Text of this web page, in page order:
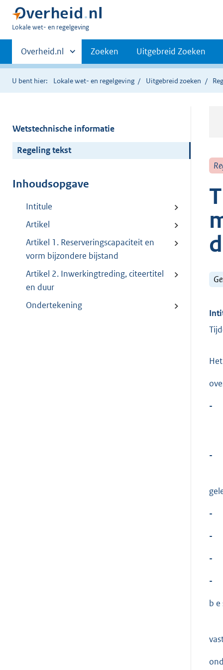
U
hier:
Lokale wet- en regelgeving
Primaire
navigatie
Andere
sites
binnen
Overheid.nl Zoeken Uitgebreid Zoeken
U bent hier: Lokale wet- en regelgeving Uitgebreid zoeken
Wetstechnische informatie
Regeling tekst
Inhoudsopgave
Intitule
Artikel
Artikel 1. Reserveringscapaciteit en
vorm bijzondere bijstand
Artikel 2. Inwerkingtreding, citeertitel
en duur
Ondertekening
-
-
-
-
-
-
b e